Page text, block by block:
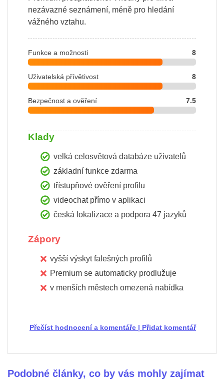
nezávazné seznámení, méně pro hledání
vážného vztahu.
Funkce a možnosti 8
Uživatelská přívětivost 8
Bezpečnost a ověření 7.5
Klady
velká celosvětová databáze uživatelů
základní funkce zdarma
třístupňové ověření profilu
videochat přímo v aplikaci
česká lokalizace a podpora 47 jazyků
Zápory
vyšší výskyt falešných profilů
Premium se automaticky prodlužuje
v menších městech omezená nabídka
Přidat komentář
|
Přečíst hodnocení a komentáře
Podobné články, co by vás mohly zajímat